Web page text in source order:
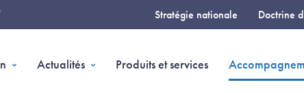
Stratégie nationale Doctrine
Actualités Produits et services